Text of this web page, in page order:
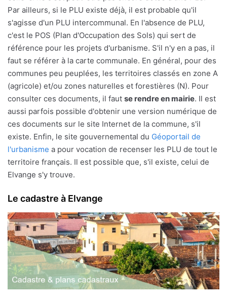
Par ailleurs, si le PLU existe déjà, il est probable qu'il
s'agisse d'un PLU intercommunal. En l'absence de PLU,
c'est le POS (Plan d'Occupation des Sols) qui sert de
référence pour les projets d'urbanisme. S'il n'y en a pas, il
faut se référer à la carte communale. En général, pour des
communes peu peuplées, les territoires classés en zone A
(agricole) et/ou zones naturelles et forestières (N). Pour
consulter ces documents, il faut se rendre en mairie. Il est
aussi parfois possible d'obtenir une version numérique de
ces documents sur le site Internet de la commune, s'il
existe. Enfin, le site gouvernemental du Géoportail de
l'urbanisme a pour vocation de recenser les PLU de tout le
territoire français. Il est possible que, s'il existe, celui de
Elvange s'y trouve.
Le cadastre à Elvange